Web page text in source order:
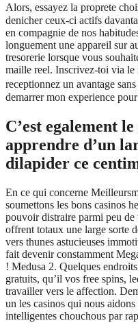
Alors, essayez la proprete
denicher ceux-ci actifs
en compagnie de nos
longuement une appareil sur
tresorerie lorsque vous
maille reel. Inscrivez-toi via
receptionnez un avantage
demarrer mon experience
C’est egalement
apprendre d’un
dilapider ce
En ce qui concerne
soumettons les bons casinos
pouvoir distraire parmi peu de
offrent totaux une large sorte
vers thunes astucieuses
fait devenir constamment
! Medusa 2. Quelques
gratuits, qu’il vos free spins,
travailler vers le affection.
un les casinos qui nous
intelligentes chouchous par